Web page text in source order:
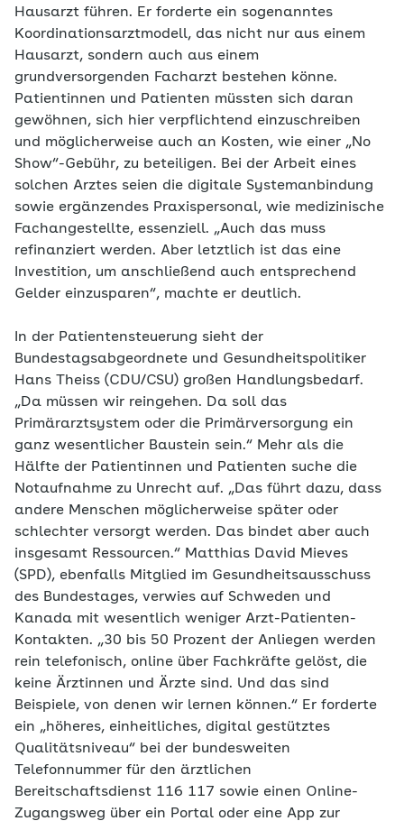
Hausarzt führen. Er forderte ein sogenanntes
Koordinationsarztmodell, das nicht nur aus einem
Hausarzt, sondern auch aus einem
grundversorgenden Facharzt bestehen könne.
Patientinnen und Patienten müssten sich daran
gewöhnen, sich hier verpflichtend einzuschreiben
und möglicherweise auch an Kosten, wie einer „No
Show“-Gebühr, zu beteiligen. Bei der Arbeit eines
solchen Arztes seien die digitale Systemanbindung
sowie ergänzendes Praxispersonal, wie medizinische
Fachangestellte, essenziell. „Auch das muss
refinanziert werden. Aber letztlich ist das eine
Investition, um anschließend auch entsprechend
Gelder einzusparen“, machte er deutlich.
In der Patientensteuerung sieht der
Bundestagsabgeordnete und Gesundheitspolitiker
Hans Theiss (CDU/CSU) großen Handlungsbedarf.
„Da müssen wir reingehen. Da soll das
Primärarztsystem oder die Primärversorgung ein
ganz wesentlicher Baustein sein.“ Mehr als die
Hälfte der Patientinnen und Patienten suche die
Notaufnahme zu Unrecht auf. „Das führt dazu, dass
andere Menschen möglicherweise später oder
schlechter versorgt werden. Das bindet aber auch
insgesamt Ressourcen.“ Matthias David Mieves
(SPD), ebenfalls Mitglied im Gesundheitsausschuss
des Bundestages, verwies auf Schweden und
Kanada mit wesentlich weniger Arzt-Patienten-
Kontakten. „30 bis 50 Prozent der Anliegen werden
rein telefonisch, online über Fachkräfte gelöst, die
keine Ärztinnen und Ärzte sind. Und das sind
Beispiele, von denen wir lernen können.“ Er forderte
ein „höheres, einheitliches, digital gestütztes
Qualitätsniveau“ bei der bundesweiten
Telefonnummer für den ärztlichen
Bereitschaftsdienst 116 117 sowie einen Online-
Zugangsweg über ein Portal oder eine App zur